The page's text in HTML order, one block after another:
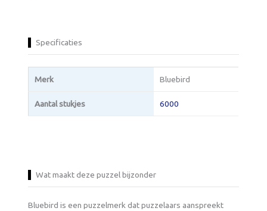
Specificaties
Merk Bluebird
Aantal stukjes 6000
Wat maakt deze puzzel bijzonder
Bluebird is een puzzelmerk dat puzzelaars aanspreekt